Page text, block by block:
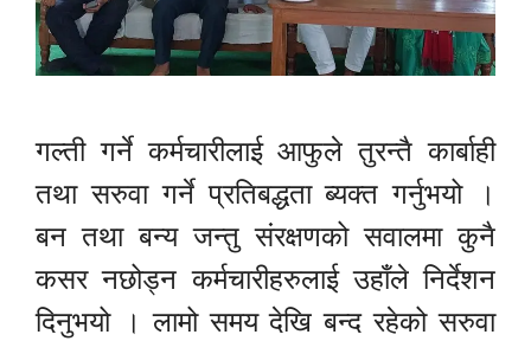
गल्ती गर्ने कर्मचारीलाई आफुले तुरन्तै कार्बाही
तथा सरुवा गर्ने प्रतिबद्धता ब्यक्त गर्नुभयो ।
बन तथा बन्य जन्तु संरक्षणको सवालमा कुनै
कसर नछोड्न कर्मचारीहरुलाई उहाँले निर्देशन
दिनुभयो । लामो समय देखि बन्द रहेको सरुवा